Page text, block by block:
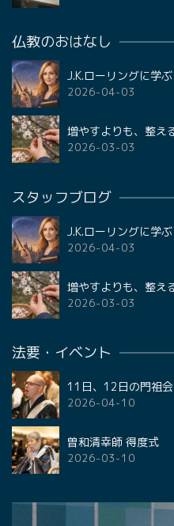
仏教のおはなし
J.K.ローリングに学
2026-04-03
増やすよりも、整
2026-03-03
スタッフブログ
J.K.ローリングに学
2026-04-03
増やすよりも、整
2026-03-03
法要・イベント
11日、12日の門祖会
2026-04-10
曽和清幸師 得度式
2026-03-10